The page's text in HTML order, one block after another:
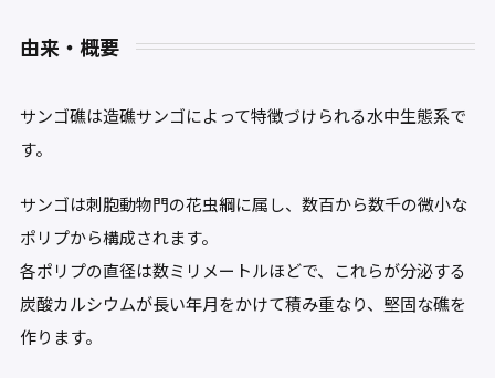
由来・概要
サンゴ礁は造礁サンゴによって特徴づけられる水中生態系で
す。
サンゴは刺胞動物門の花虫綱に属し、数百から数千の微小な
ポリプから構成されます。
各ポリプの直径は数ミリメートルほどで、これらが分泌する
炭酸カルシウムが長い年月をかけて積み重なり、堅固な礁を
作ります。